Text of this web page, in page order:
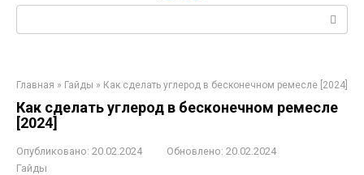
Поиск:
Главная » Гайды » Как сделать углерод в бесконечном ремесле [2024]
Как сделать углерод в бесконечном ремесле
[2024]
Опубликовано: 20.02.2024 Обновлено: 20.02.2024
Гайды